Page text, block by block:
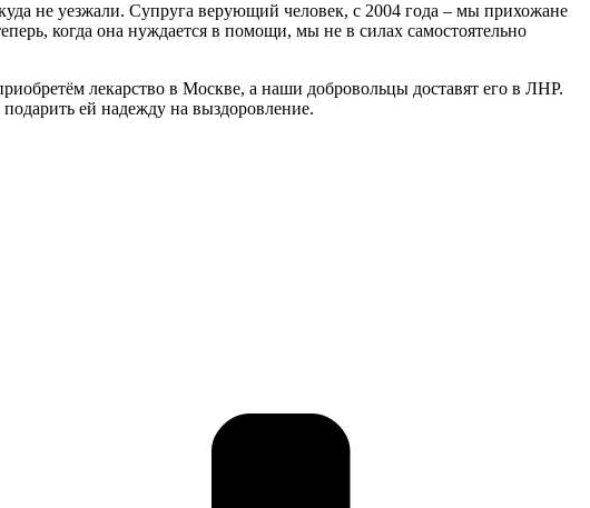
не уезжали. Супруга верующий человек, с 2004 года – мы прихожане
когда она нуждается в помощи, мы не в силах самостоятельно
лекарство в Москве, а наши добровольцы доставят его в ЛНР.
ей надежду на выздоровление.